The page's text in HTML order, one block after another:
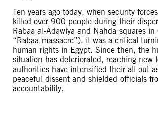
Ten years ago today, when security
killed over 900 people during their
Rabaa al-Adawiya and Nahda squares in
“Rabaa massacre”), it was a critical
human rights in Egypt. Since then, the
situation has deteriorated, reaching new
authorities have intensified their all-out
peaceful dissent and shielded officials
accountability.